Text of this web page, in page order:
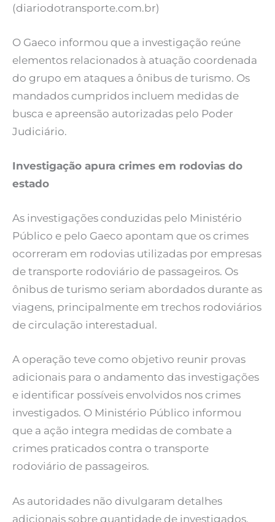
(diariodotransporte.com.br)
O Gaeco informou que a investigação reúne
elementos relacionados à atuação coordenada
do grupo em ataques a ônibus de turismo. Os
mandados cumpridos incluem medidas de
busca e apreensão autorizadas pelo Poder
Judiciário.
Investigação apura crimes em rodovias do
estado
As investigações conduzidas pelo Ministério
Público e pelo Gaeco apontam que os crimes
ocorreram em rodovias utilizadas por empresas
de transporte rodoviário de passageiros. Os
ônibus de turismo seriam abordados durante as
viagens, principalmente em trechos rodoviários
de circulação interestadual.
A operação teve como objetivo reunir provas
adicionais para o andamento das investigações
e identificar possíveis envolvidos nos crimes
investigados. O Ministério Público informou
que a ação integra medidas de combate a
crimes praticados contra o transporte
rodoviário de passageiros.
As autoridades não divulgaram detalhes
adicionais sobre quantidade de investigados,